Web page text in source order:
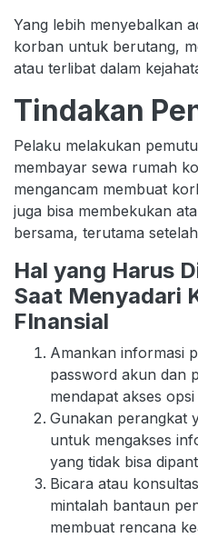
Yang lebih menyebalkan
korban untuk berutang,
atau terlibat dalam
Tindakan
Pelaku melakukan
membayar sewa rumah
mengancam membuat
juga bisa membekukan
bersama, terutama
Hal yang Harus
Saat Menyadari
FInansial
Amankan informasi
password akun dan
mendapat akses
Gunakan perangkat
untuk mengakses
yang tidak bisa
Bicara atau
mintalah bantaun
membuat rencana